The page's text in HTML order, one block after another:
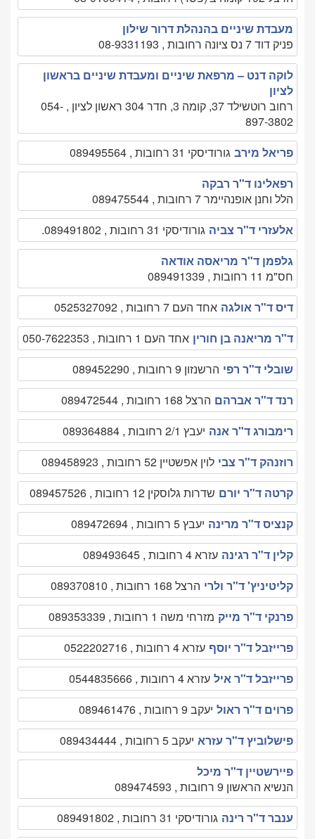
מעבדת שיניים בהנהלת דרור שילון
פניק דוד 7 נס ציונה רחובות , 08-9331193
לוקה דנט – מרפאת שיניים ומעבדת שיניים בראשון
לציון
רחוב רוטשילד 37, קומה 3, חדר 304 ראשון לציון , 054-
897-3802
פריאל מירב גורודיסקי 31 רחובות , 089495564
רפאלינו ד"ר רבקה
הלל וחנן אופנהיימר 7 רחובות , 089475544
אלעזרי ד"ר צביה גורודיסקי 31 רחובות , 089491802.
גלפמן ד"ר מריאסה אודאה
חס"מ 11 רחובות , 089491339
דיס ד"ר אולגה אחד העם 7 רחובות , 0525327092
ד"ר מריאנה בן חורין אחד העם 1 רחובות , 050-7622353
שובלי ד"ר רפי הרשנזון 9 רחובות , 089452290
רנד ד"ר אברהם הרצל 168 רחובות , 089472544
רימבורג ד"ר אנה יעבץ 2/1 רחובות , 089364884
רוזנהק ד"ר צבי לוין אפשטיין 52 רחובות , 089458923
קרטה ד"ר יורם שדרות גלוסקין 12 רחובות , 089457526
קנציס ד"ר מרינה יעבץ 5 רחובות , 089472694
קלין ד"ר רגינה עזרא 4 רחובות , 089493645
קליטיניץ' ד"ר ולרי הרצל 168 רחובות , 089370810
פרנקי ד"ר מייק מזרחי משה 1 רחובות , 089353339
פרייזבל ד"ר יוסף עזרא 4 רחובות , 0522202716
פרייזבל ד"ר איל עזרא 4 רחובות , 0544835666
פרוים ד"ר ראול יעקב 9 רחובות , 089461476
פישלוביץ ד"ר עזרא יעקב 5 רחובות , 089434444
פיירשטיין ד"ר מיכל
הנשיא הראשון 9 רחובות , 089474593
ענבר ד"ר רינה גורודיסקי 31 רחובות , 089491802